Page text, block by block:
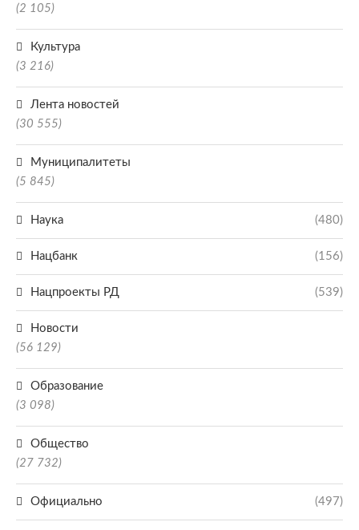
(2 105)
Культура
(3 216)
Лента новостей
(30 555)
Муниципалитеты
(5 845)
Наука (480)
Нацбанк (156)
Нацпроекты РД (539)
Новости
(56 129)
Образование
(3 098)
Общество
(27 732)
Официально (497)